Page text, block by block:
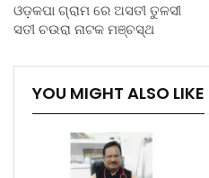
ଓଡ଼କପା ଗ୍ରାମ ରେ ଅସତୀ ତୁଳସୀ
ସତୀ ଚଉରା ନାଟକ ମଞ୍ଚସ୍ଥ
YOU MIGHT ALSO LIKE